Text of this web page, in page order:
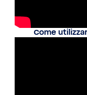
Come